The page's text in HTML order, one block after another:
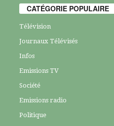
CATÉGORIE POPULAIRE
Télévision
Journaux Télévisés
Infos
Emissions TV
Société
Emissions radio
Politique